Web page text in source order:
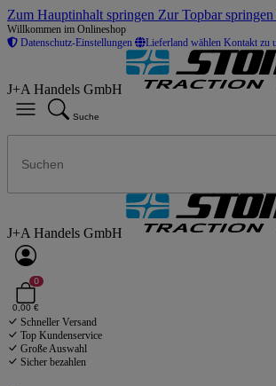
Zum Hauptinhalt springen Zur Topbar springen
Willkommen im Onlineshop
Datenschutz-Einstellungen
Lieferland wählen Kontakt zu
J+A Handels GmbH
Suche
J+A Handels GmbH
0
0,00 €
Schneller Versand
Top Kundenservice
Große Auswahl
Sicher bezahlen